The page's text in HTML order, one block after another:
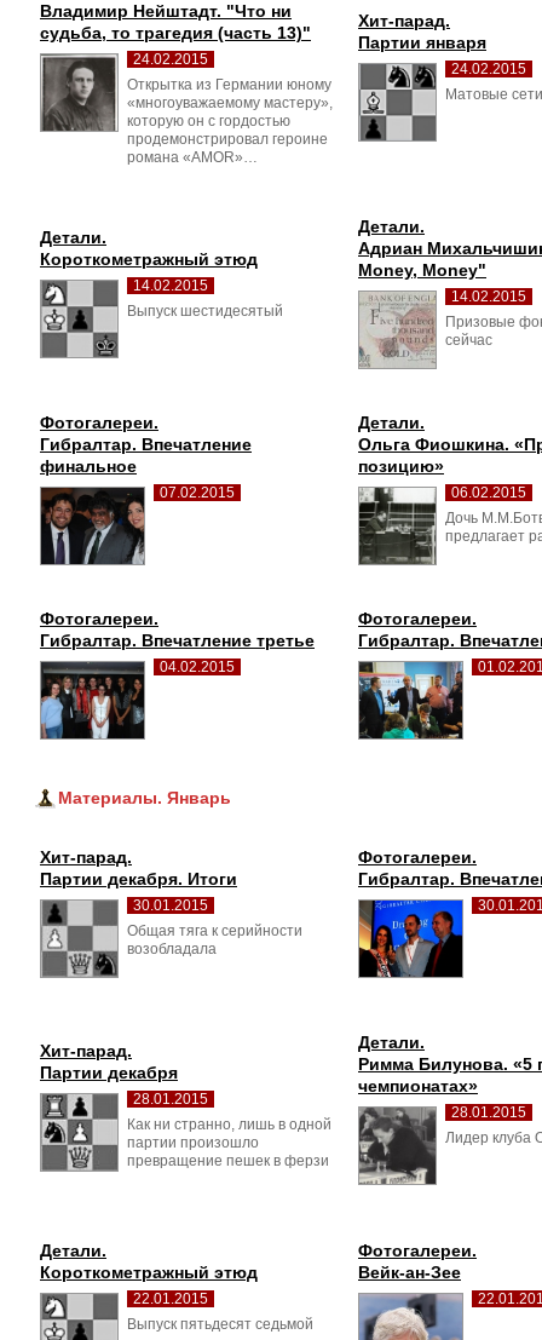
Владимир Нейштадт. "Что ни
судьба, то трагедия (часть 13)"
24.02.2015
Открытка из Германии юному
«многоуважаемому мастеру»,
которую он с гордостью
продемонстрировал героине
романа «AMOR»…
Хит-парад.
Партии января
24.02.2015
Матовые
Детали.
Короткометражный этюд
14.02.2015
Выпуск шестидесятый
Детали.
Адриан
Money, Money"
14.02.2015
Призовые
сейчас
Фотогалереи.
Гибралтар. Впечатление
финальное
07.02.2015
Детали.
Ольга Фиошкина.
позицию»
06.02.2015
Дочь
предлагает
Фотогалереи.
Гибралтар. Впечатление третье
04.02.2015
Фотогалереи.
Гибралтар.
Материалы. Январь
Хит-парад.
Партии декабря. Итоги
30.01.2015
Общая тяга к серийности
возобладала
Фотогалереи.
Гибралтар.
Хит-парад.
Партии декабря
28.01.2015
Как ни странно, лишь в одной
партии произошло
превращение пешек в ферзи
Детали.
Римма Билунова. «5
чемпионатах»
28.01.2015
Лидер клуба
Детали.
Короткометражный этюд
22.01.2015
Выпуск пятьдесят седьмой
Фотогалереи.
Вейк-ан-Зее